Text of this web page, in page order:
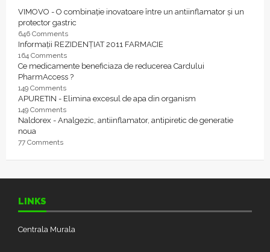
VIMOVO - O combinație inovatoare între un antiinflamator și un
protector gastric
646 Comments
Informații REZIDENȚIAT 2011 FARMACIE
164 Comments
Ce medicamente beneficiaza de reducerea Cardului
PharmAccess ?
149 Comments
APURETIN - Elimina excesul de apa din organism
149 Comments
Naldorex - Analgezic, antiinflamator, antipiretic de generatie
noua
77 Comments
LINKS
Centrala Murala